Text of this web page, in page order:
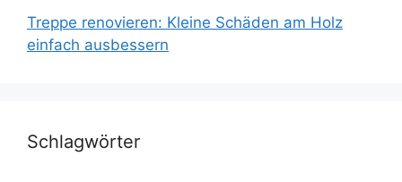
Treppe renovieren: Kleine Schäden am Holz
einfach ausbessern
Schlagwörter